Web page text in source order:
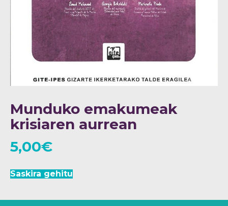
Munduko emakumeak
krisiaren aurrean
5,00€
Saskira gehitu